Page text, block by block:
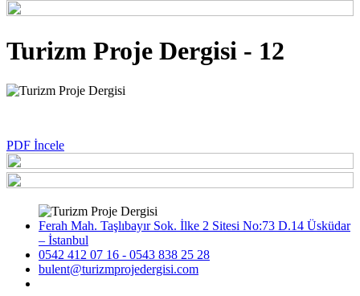
Turizm Proje Dergisi - 12
PDF İncele
Ferah Mah. Taşlıbayır Sok. İlke 2 Sitesi No:73 D.14 Üsküdar
– İstanbul
0542 412 07 16 - 0543 838 25 28
bulent@turizmprojedergisi.com